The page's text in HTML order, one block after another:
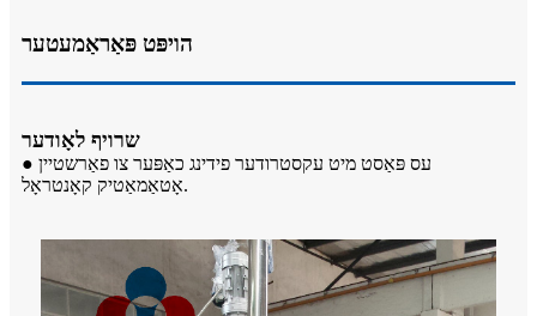
הויפּט פּאַראַמעטער
שרויף לאָודער
● עס פּאַסט מיט עקסטרודער פידינג כאַפּער צו פאַרשטיין
אָטאַמאַטיק קאָנטראָל.